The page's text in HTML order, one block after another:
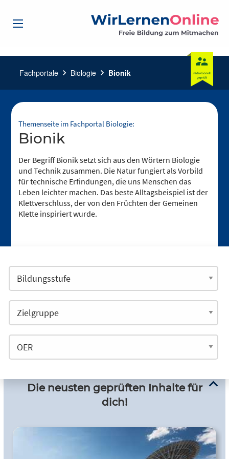
Fachportale chevron_right Biologie chevron_right Bionik
Themenseite im Fachportal Biologie:
Bionik
Der Begriff Bionik setzt sich aus den Wörtern Biologie
und Technik zusammen. Die Natur fungiert als Vorbild
für technische Erfindungen, die uns Menschen das
Leben leichter machen. Das beste Alltagsbeispiel ist der
Klettverschluss, der von den Früchten der Gemeinen
Klette inspiriert wurde.
Die neusten geprüften Inhalte für
dich!